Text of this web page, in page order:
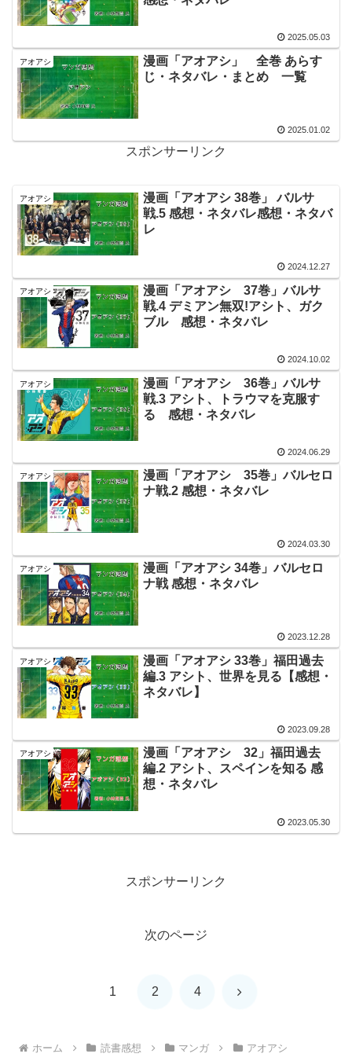
2025.05.03
アオアシ
漫画「アオアシ」 全巻 あらす
じ・ネタバレ・まとめ 一覧
2025.01.02
スポンサーリンク
アオアシ
漫画「アオアシ 38巻」 バルサ
戦.5 感想・ネタバレ感想・ネタバ
レ
2024.12.27
アオアシ
漫画「アオアシ 37巻」バルサ
戦.4 デミアン無双!アシト、ガク
ブル 感想・ネタバレ
2024.10.02
アオアシ
漫画「アオアシ 36巻」バルサ
戦.3 アシト、トラウマを克服す
る 感想・ネタバレ
2024.06.29
アオアシ
漫画「アオアシ 35巻」バルセロ
ナ戦.2 感想・ネタバレ
2024.03.30
アオアシ
漫画「アオアシ 34巻」バルセロ
ナ戦 感想・ネタバレ
2023.12.28
アオアシ
漫画「アオアシ 33巻」福田過去
編.3 アシト、世界を見る【感想・
ネタバレ】
2023.09.28
アオアシ
漫画「アオアシ 32」福田過去
編.2 アシト、スペインを知る 感
想・ネタバレ
2023.05.30
スポンサーリンク
次のページ
1 2 4 次
ホーム 読書感想 マンガ アオアシ